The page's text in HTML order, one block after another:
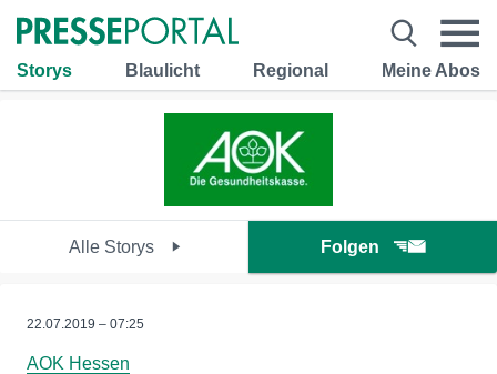
Storys Blaulicht Regional Meine Abos
Alle Storys Folgen
22.07.2019 – 07:25
AOK Hessen